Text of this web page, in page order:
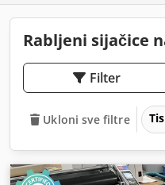
Rabljeni sijačice
Filter
Ukloni sve filtre